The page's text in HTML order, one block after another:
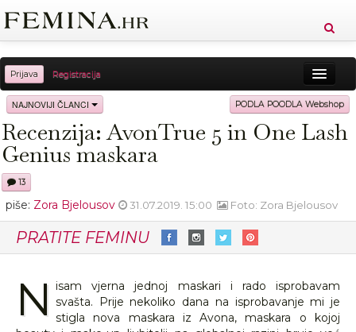
Prijava Registracija
Sreća Zdravlje Vitkost
Moda Ljubav Relax Putovanja Recepti
NAJNOVIJI ČLANCI PODLA POODLA Webshop
Recenzija: AvonTrue 5 in One Lash
Genius maskara
13
piše: Zora Bjelousov 31.07.2019. 15:00 Foto: Zora Bjelousov
PRATITE FEMINU
N isam vjerna jednoj maskari i rado isprobavam
svašta. Prije nekoliko dana na isprobavanje mi je
stigla nova maskara iz Avona, maskara o kojoj